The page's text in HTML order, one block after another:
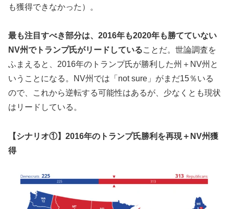
も獲得できなかった）。
最も注目すべき部分は、2016年も2020年も勝てていない
NV州でトランプ氏がリードしていることだ。世論調査を
ふまえると、2016年のトランプ氏が勝利した州＋NV州と
いうことになる。NV州では「not sure」がまだ15％いる
ので、これから逆転する可能性はあるが、少なくとも現状
はリードしている。
【シナリオ①】2016年のトランプ氏勝利を再現＋NV州獲
得